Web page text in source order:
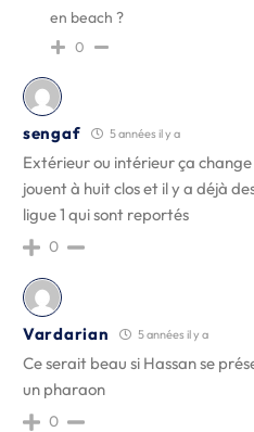
en beach ?
0
sengaf 5 années il y a
Extérieur ou intérieur ça change
jouent à huit clos et il y a déjà
ligue 1 qui sont reportés
0
Vardarian 5 années il y a
Ce serait beau si Hassan se
un pharaon
0